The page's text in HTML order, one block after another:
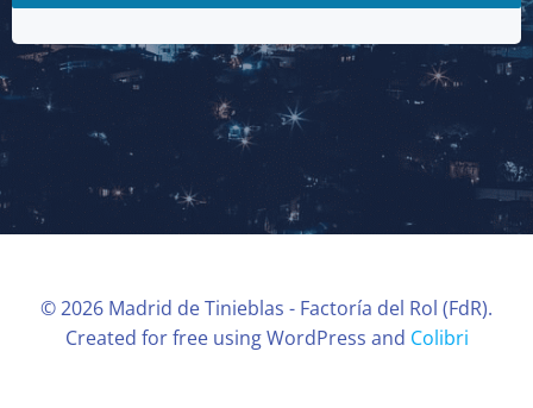
© 2026 Madrid de Tinieblas - Factoría del Rol (FdR).
Created for free using WordPress and Colibri